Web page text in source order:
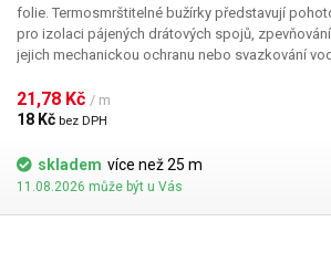
folie. Termosmrštitelné bužírky představují
pro izolaci pájených drátových spojů,
jejich mechanickou ochranu nebo svazkování
elektrikářská izolační páska je nyní možné
fólie.
21,78 Kč / m
18 Kč bez DPH
skladem více než 25 m
11.08.2026 může být u Vás